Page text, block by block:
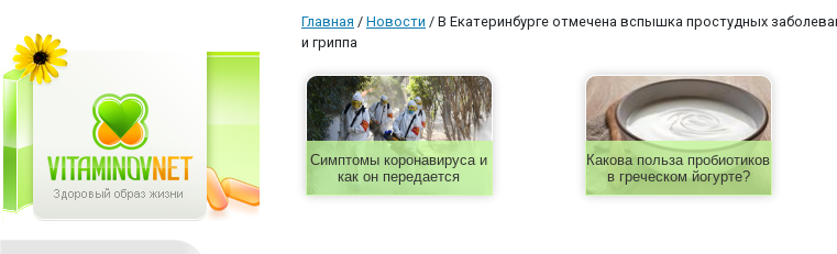
Главная / Новости / В Екатеринбурге отмечена вспышка простудных
и гриппа
Симптомы коронавируса и
как он передается
Какова польза пробиотиков
в греческом йогурте?